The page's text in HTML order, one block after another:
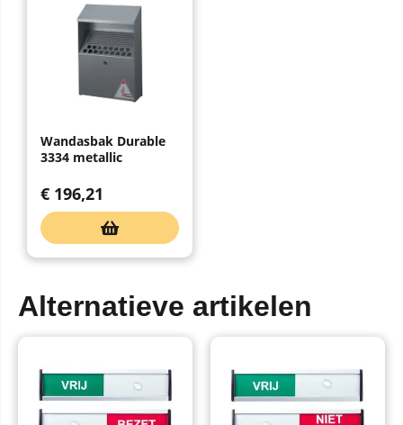
Wandasbak Durable
3334 metallic
€ 196,21
Alternatieve artikelen